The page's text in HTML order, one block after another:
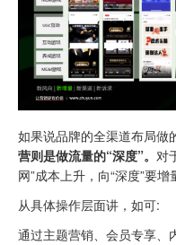
如果说品牌的全渠道布局做
营则是做流量的“深度”。 对
网”成本上升，向“深度”要
从具体操作层面讲，如可:
通过主题营销、会员专享、